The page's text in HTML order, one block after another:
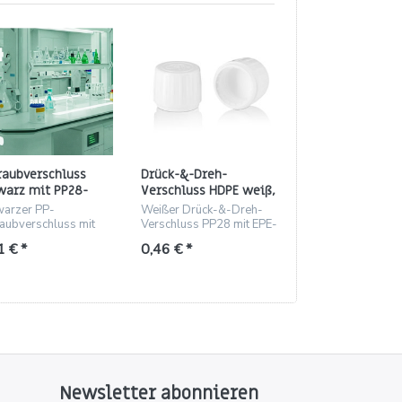
mit PP28-
und PTFE-
Einlage
PP-
mit
19.8 mm Höhe.
€ *
Drück-&-Dreh-
Verschluss HDPE weiß,
Gewinde PP28 (EPE-
Schaumeinlage)
Weißer Drück-&-Dreh-
Verschluss PP28 mit EPE-
und Glasflaschen.
0,46 € *
Newsletter abonnieren